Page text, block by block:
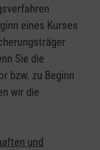
eines Kurses
Sie die
bzw. zu Beginn
wir die
und